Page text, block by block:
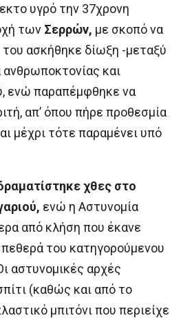
υγρό την 37χρονη
των Σερρών, με σκοπό να
του ασκήθηκε δίωξη -μεταξύ
και
ενώ παραπέμφθηκε να
απ’ όπου πήρε προθεσμία
μέχρι τότε παραμένει υπό
χθες στο
ενώ η Αστυνομία
από κλήση που έκανε
του κατηγορούμενου
αστυνομικές αρχές
(καθώς και από το
μπιτόνι που περιείχε